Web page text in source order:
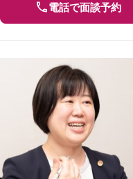
電話で面談予約